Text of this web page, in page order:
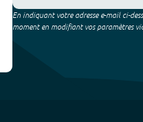
En indiquant votre adresse e-mail ci-
moment en modifiant vos paramètres